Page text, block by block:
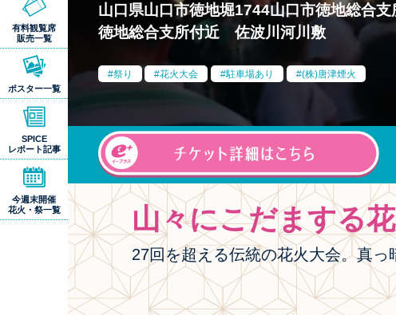
有料観覧席
販売一覧
ポスター一覧
SPICE
レポート記事
今週末開催
花火・祭一覧
山口県山口市徳地堀1744山口市徳地総合支
徳地総合支所付近 佐波川河川敷
祭り 花火大会 駐車場あり (株)唐津煙火
山々にこだまする
27回を超える伝統の花火大会。真